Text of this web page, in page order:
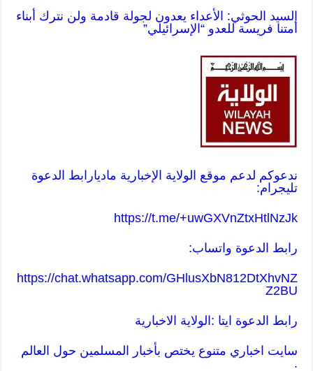
السيد الحوثي: الأعداء يعدون لجولة قادمة ولن نترك أبناء
أمتنا فريسة للعدو “الإسرائيلي”
ندعوكم لدعم موقع الولاية الإخبارية ماديارابط الدعوة
تليجرام:
https://t.me/+uwGXVnZtxHtlNzJk
رابط الدعوة واتساب:
https://chat.whatsapp.com/GHlusXbN812DtXhvNZ
Z2BU
رابط الدعوة ايتا :الولاية الاخبارية
سايت اخباري متنوع يختص بأخبار المسلمين حول العالم
.